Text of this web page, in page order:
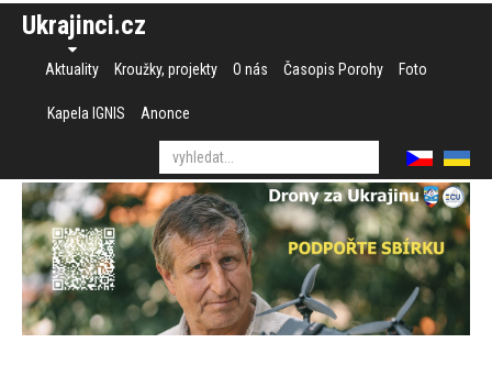
Ukrajinci.cz
Aktuality Kroužky, projekty O nás Časopis Porohy Foto
Kapela IGNIS Anonce